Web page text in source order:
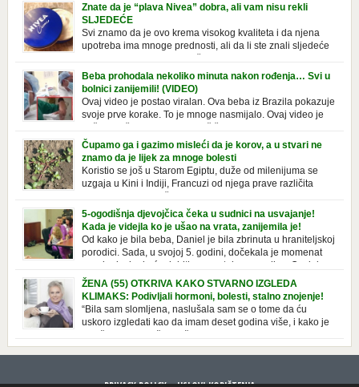
Znate da je “plava Nivea” dobra, ali vam nisu rekli
SLJEDEĆE
Svi znamo da je ovo krema visokog kvaliteta i da njena
upotreba ima mnoge prednosti, ali da li ste znali sljedeće
o njoj. Nivea krema u klasičnoj, plavoj kutiji,
prepoznatljivog mirisa i jednostavne formule, jeste nezamenljiv inventar
u kupatilima i muškaraca i žena. Mnogi ljudi se ne odvajaju od nje, pa je
čak nose sa […]
Beba prohodala nekoliko minuta nakon rođenja… Svi u
bolnici zanijemili! (VIDEO)
Ovaj video je postao viralan. Ova beba iz Brazila pokazuje
svoje prve korake. To je mnoge nasmijalo. Ovaj video je
novorođenih beba. Video je snimila babica, pregledalo ga je preko 80
miliona ljudi. Ove babice su ostale u čudu nakon što su vidjeli kako
beba želi […]
Čupamo ga i gazimo misleći da je korov, a u stvari ne
znamo da je lijek za mnoge bolesti
Koristio se još u Starom Egiptu, duže od milenijuma se
uzgaja u Kini i Indiji, Francuzi od njega prave različita
čupamo ga i bacamo kao korov! Tušt je jednogodišnji, ali vrlo uporan
“korov” koji, ka­da nam se jednom nastani u bašti ili dvorištu, teško ga se
5-ogodišnja djevojčica čeka u sudnici na usvajanje!
Kada je videjla ko je ušao na vrata, zanijemila je!
Od kako je bila beba, Daniel je bila zbrinuta u hraniteljskoj
porodici. Sada, u svojoj 5. godini, dočekala je momenat
usvajanja, kada će dobiti novu, stalnu porodicu. Ovaj dan
je bio veoma poseban za djevojčicu i njenu novu porodicu, ali je uskoro
postao još čarobniji, zahvaljujući socijalnom radniku koji poznaje
Daniel. Njenoj novoj porodici je […]
ŽENA (55) OTKRIVA KAKO STVARNO IZGLEDA
KLIMAKS: Podivljali hormoni, bolesti, stalno znojenje!
“Bila sam slomljena, naslušala sam se o tome da ću
uskoro izgledati kao da imam deset godina više, i kako je
to težak period u životu žene, podloga za mnoge bolesti,
gotovo da nema lijeka”, priča Violeta. “Kada sam napunila 48 godina,